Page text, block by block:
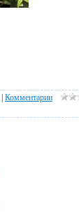
| Комментарии